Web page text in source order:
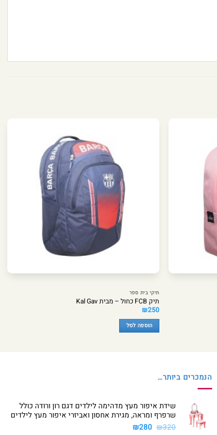
תיקי בית ספר
תיק FCB כחול – מבית Kal Gav
₪250
הוספה לסל
הנמכרים ביותר…
שידת איפור מעץ מדהימה לילדים דגם רון ורודה כולל
שרפרף ומראה, מגירת אחסון ואביזרי איפור מעץ לילדים
₪320
המחיר
₪280 המחיר